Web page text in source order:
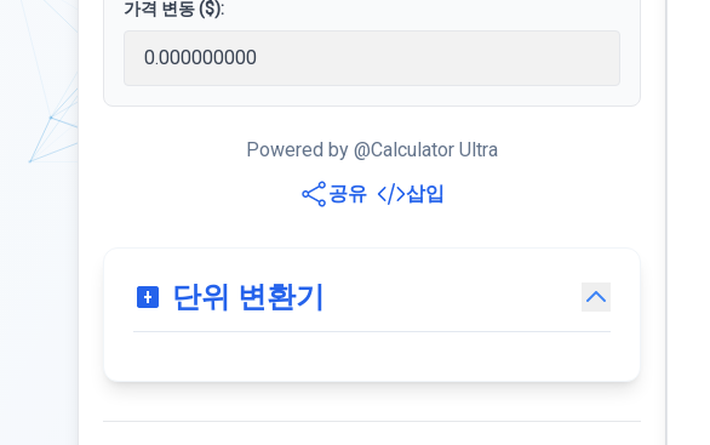
가격 변동 ($):
Powered by @Calculator Ultra
공유
삽입
단위 변환기